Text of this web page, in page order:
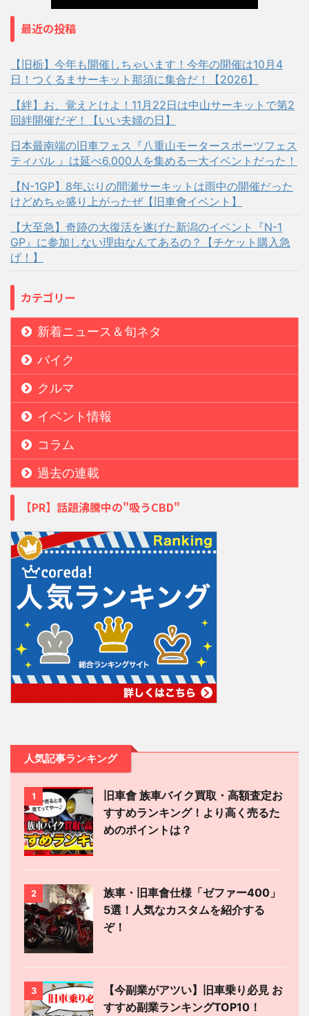
最近の投稿
【旧栃】今年も開催しちゃいます！今年の開催は10月4
日！つくるまサーキット那須に集合だ！【2026】
【絆】お、覚えとけよ！11月22日は中山サーキットで第2
回絆開催だぞ！【いい夫婦の日】
日本最南端の旧車フェス『八重山モータースポーツフェス
ティバル 』は延べ6,000人を集める一大イベントだった！
【N-1GP】8年ぶりの間瀬サーキットは雨中の開催だった
けどめちゃ盛り上がったぜ【旧車會イベント】
【大至急】奇跡の大復活を遂げた新潟のイベント『N-1
GP』に参加しない理由なんてあるの？【チケット購入急
げ！】
カテゴリー
新着ニュース＆旬ネタ
バイク
クルマ
イベント情報
コラム
過去の連載
【PR】話題沸騰中の"吸うCBD"
人気記事ランキング
1
旧車會 族車バイク買取・高額査定お
すすめランキング！より高く売るた
めのポイントは？
2
族車・旧車會仕様「ゼファー400」
5選！人気なカスタムを紹介する
ぞ！
3
【今副業がアツい】旧車乗り必見 お
すすめ副業ランキングTOP10！